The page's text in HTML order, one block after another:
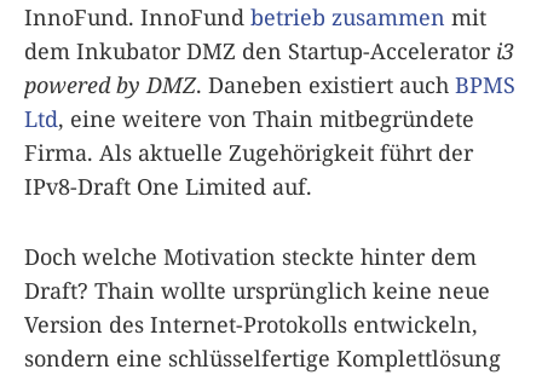
InnoFund. InnoFund betrieb zusammen mit
dem Inkubator DMZ den Startup-Accelerator i3
powered by DMZ. Daneben existiert auch BPMS
Ltd, eine weitere von Thain mitbegründete
Firma. Als aktuelle Zugehörigkeit führt der
IPv8-Draft One Limited auf.
Doch welche Motivation steckte hinter dem
Draft? Thain wollte ursprünglich keine neue
Version des Internet-Protokolls entwickeln,
sondern eine schlüsselfertige Komplettlösung